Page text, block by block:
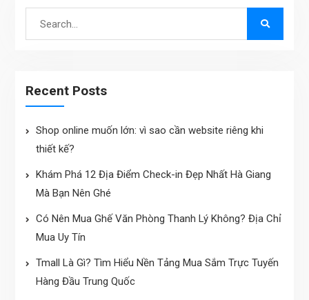
Recent Posts
Shop online muốn lớn: vì sao cần website riêng khi
thiết kế?
Khám Phá 12 Địa Điểm Check-in Đẹp Nhất Hà Giang
Mà Bạn Nên Ghé
Có Nên Mua Ghế Văn Phòng Thanh Lý Không? Địa Chỉ
Mua Uy Tín
Tmall Là Gì? Tìm Hiểu Nền Tảng Mua Sắm Trực Tuyến
Hàng Đầu Trung Quốc